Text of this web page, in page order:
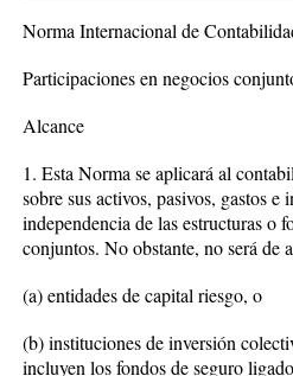
Norma Internacional de
Participaciones en negocios
Alcance
1. Esta Norma se aplicará al
sobre sus activos, pasivos, gastos
independencia de las estructuras o
conjuntos. No obstante, no será de
(a) entidades de capital riesgo, o
(b) instituciones de inversión
incluyen los fondos de seguro